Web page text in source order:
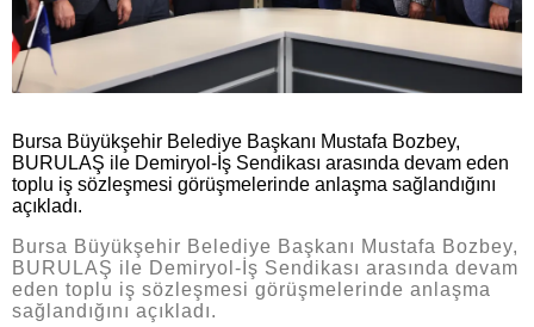
Bursa Büyükşehir Belediye Başkanı Mustafa Bozbey,
BURULAŞ ile Demiryol-İş Sendikası arasında devam eden
toplu iş sözleşmesi görüşmelerinde anlaşma sağlandığını
açıkladı.
Bursa Büyükşehir Belediye Başkanı Mustafa Bozbey,
BURULAŞ ile Demiryol-İş Sendikası arasında devam
eden toplu iş sözleşmesi görüşmelerinde anlaşma
sağlandığını açıkladı.